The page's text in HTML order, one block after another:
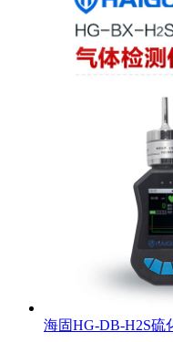
海固HG-DB-H2S硫